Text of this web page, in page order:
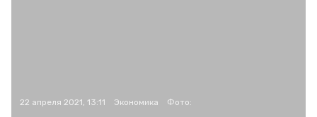
22 апреля 2021, 13:11 Экономика Фото: